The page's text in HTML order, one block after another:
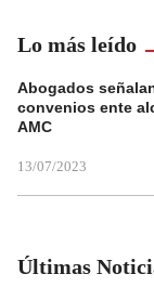
Lo más leído
Abogados
convenios ente
AMC
13/07/2023
Últimas